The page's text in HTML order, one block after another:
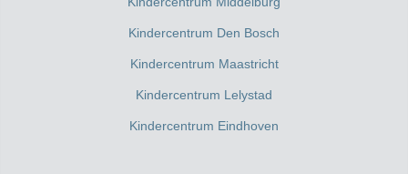
Kindercentrum Den Bosch
Kindercentrum Maastricht
Kindercentrum Lelystad
Kindercentrum Eindhoven